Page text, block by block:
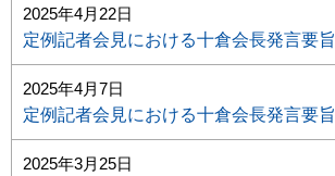
2025年4月22日
定例記者会見における十倉会長発言要旨
2025年4月7日
定例記者会見における十倉会長発言要旨
2025年3月25日